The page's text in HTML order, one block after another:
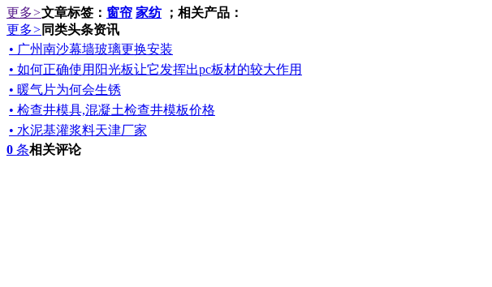
更多>文章标签： 窗帘 家纺；相关产品：
更多> 同类头条资讯
• 广州南沙幕墙玻璃更换安装
• 如何正确使用阳光板让它发挥出pc板材的较大作用
• 暖气片为何会生锈
• 检查井模具,混凝土检查井模板价格
• 水泥基灌浆料天津厂家
0 条相关评论